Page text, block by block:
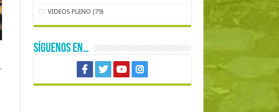
VIDEOS PLENO (79)
SÍGUENOS EN…